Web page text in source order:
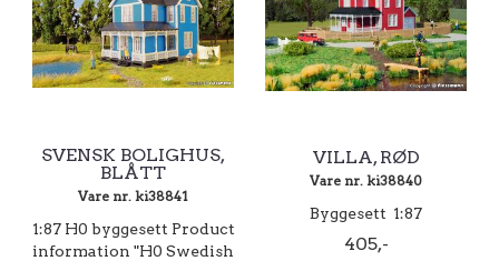
SVENSK BOLIGHUS,
BLÅTT
Vare nr. ki38841
1:87 H0 byggesett Product
information "H0 Swedish
VILLA, RØD
Vare nr. ki38840
Byggesett 1:87
405,-